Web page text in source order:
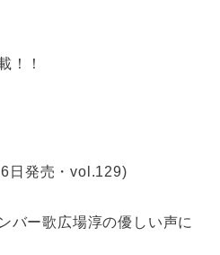
！！
日発売・vol.129)
バー歌広場淳の優しい声に